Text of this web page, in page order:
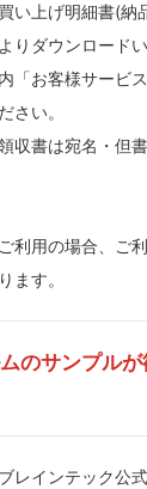
い上げ明細書(納
りダウンロードい
「お客様サービ
さい。
収書は宛名・但
利用の場合、ご
ます。
のサンプル
レインテック公